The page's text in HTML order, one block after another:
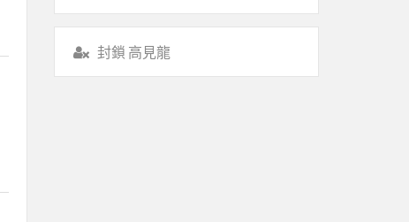
封鎖 高見龍